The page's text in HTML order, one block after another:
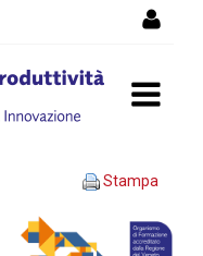
ILStampa